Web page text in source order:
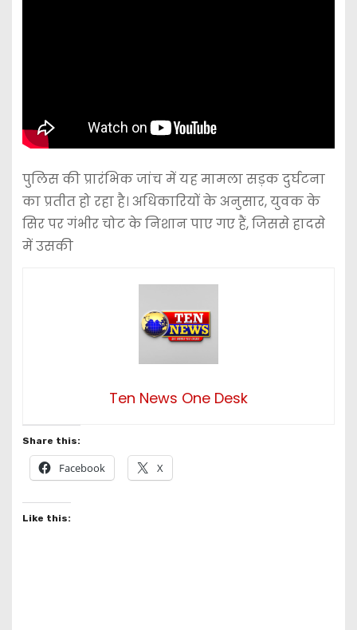
पुलिस की प्रारंभिक जांच में यह मामला सड़क दुर्घटना
का प्रतीत हो रहा है। अधिकारियों के अनुसार, युवक के
सिर पर गंभीर चोट के निशान पाए गए हैं, जिससे हादसे
में उसकी
Ten News One Desk
Share this:
Facebook X
Like this: